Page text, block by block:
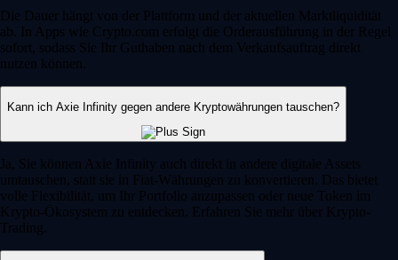
Die Dauer hängt von der Plattform und der aktuellen Marktliquidität
ab. In Apps wie Crypto.com erfolgt die Orderausführung in der Regel
sofort, sodass Sie Ihr Guthaben nach dem Verkaufsauftrag direkt
nutzen können.
Kann ich Axie Infinity gegen andere Kryptowährungen tauschen?
Ja, Sie können Axie Infinity auch direkt in andere digitale Assets
umtauschen, statt sie in Fiat-Währungen zu konvertieren. Das bietet
volle Flexibilität, um Ihr Portfolio anzupassen oder neue Token im
Krypto-Ökosystem zu entdecken. Erfahren Sie mehr über Krypto-
Trading.